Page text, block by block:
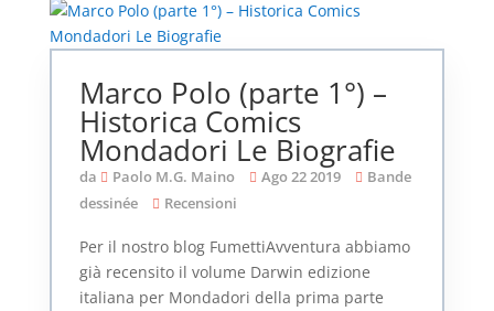
Marco Polo (parte 1°) –
Historica Comics
Mondadori Le Biografie
da Paolo M.G. Maino Ago 22 2019
Bande
dessinée
Recensioni
Per il nostro blog FumettiAvventura abbiamo
già recensito il volume Darwin edizione
italiana per Mondadori della prima parte